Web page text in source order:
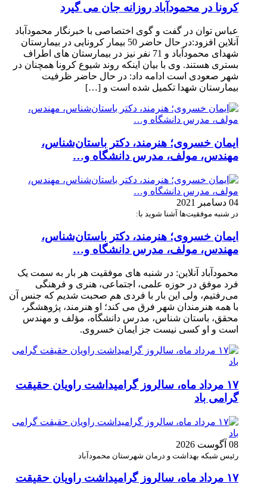
کرونا در محمودآباد روزانه جان می گیرد
عباس توان در گفت و گوی اختصاصی با خبرنگار محمودآباد
آنلاین افزود:در حال حاضر 50 بیمار کرونایی در بیمارستان
شهدای محمودآباد و 71 نفر نیز در بیمارستان های اطراف
بستری هستند. وی با بیان اینکه روند شیوع کرونا همچنان در
شهر صعودی است ادامه داد: در حال حاضر ظرفیت
بیمارستان شهدا تکمیل شده است و […]
ایمان خسروی؛ هنرمند، دکتر باستان‌شناس،
مهندس، مولف، مدرس دانشگاه و…
04 دسامبر 2021
در شنبه موفقیت‌ها آشنا شوید با:
ایمان خسروی؛ هنرمند، دکتر باستان‌شناس،
مهندس، مولف، مدرس دانشگاه و…
محمودآباد آنلاین: در شنبه های موفقیت هر بار به سمت یک
فرد موفق در حوزه علمی، اجتماعی، هنری و فرهنگی
می‌رفتیم، ولی این بار با فردی هم صحبت شدیم که جنس آن
با همه هنرمندان شهر فرق می کند؛ او هنرمند، پژوهشگر،
محقق، باستان شناس، مدرس دانشگاه، مؤلف و مهندس
است و او کسی نیست جز ایمان خسروی.
۱۷ مرداد ماه، سالروز گرامیداشت راویان حقیقت
گرامی باد
08 آگوست 2026
رئیس شبکه بهداشت و درمان شهرستان محمودآباد
۱۷ مرداد ماه، سالروز گرامیداشت راویان حقیقت